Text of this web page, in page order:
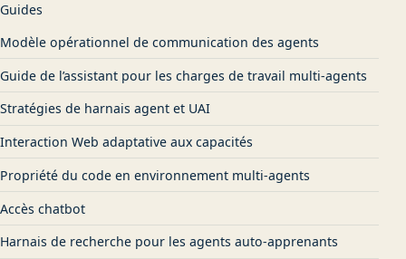
Guides
Modèle opérationnel de communication des agents
Guide de l’assistant pour les charges de travail multi-agents
Stratégies de harnais agent et UAI
Interaction Web adaptative aux capacités
Propriété du code en environnement multi-agents
Accès chatbot
Harnais de recherche pour les agents auto-apprenants